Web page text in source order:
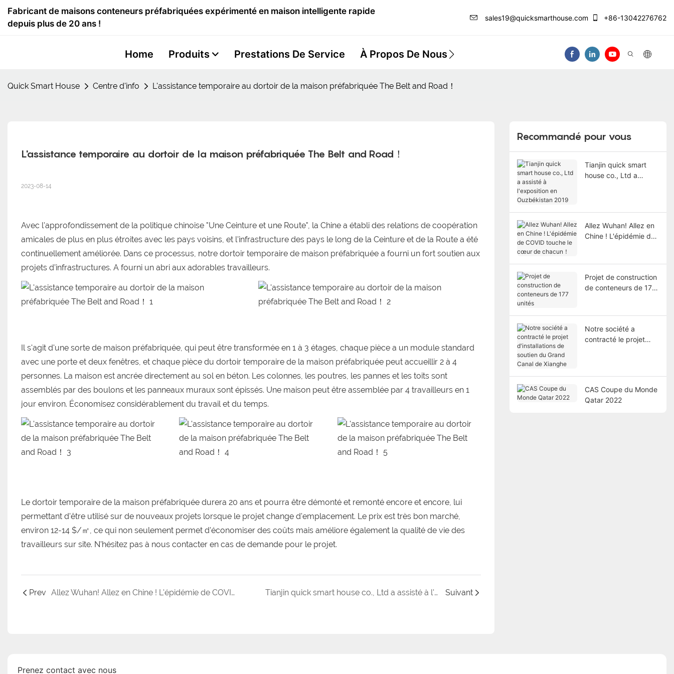
Fabricant de maisons conteneurs préfabriquées expérimenté en maison intelligente rapide
depuis plus de 20 ans !
sales19@quicksmarthouse.com +86-13042276762
Home Produits Prestations De Service À Propos De Nous Nous Contacter Vidéo
Quick Smart House Centre d'info L'assistance temporaire au dortoir de la maison préfabriquée The Belt and Road！
L'assistance temporaire au dortoir de la maison préfabriquée The Belt and Road！
2023-08-14
Avec l'approfondissement de la politique chinoise "Une Ceinture et une Route", la Chine a établi des relations de coopération
amicales de plus en plus étroites avec les pays voisins, et l'infrastructure des pays le long de la Ceinture et de la Route a été
continuellement améliorée. Dans ce processus, notre dortoir temporaire de maison préfabriquée a fourni un fort soutien aux
projets d’infrastructures. A fourni un abri aux adorables travailleurs.
Il s'agit d'une sorte de maison préfabriquée, qui peut être transformée en 1 à 3 étages, chaque pièce a un module standard
avec une porte et deux fenêtres, et chaque pièce du dortoir temporaire de la maison préfabriquée peut accueillir 2 à 4
personnes. La maison est ancrée directement au sol en béton. Les colonnes, les poutres, les pannes et les toits sont
assemblés par des boulons et les panneaux muraux sont épissés. Une maison peut être assemblée par 4 travailleurs en 1
jour environ. Économisez considérablement du travail et du temps.
Le dortoir temporaire de la maison préfabriquée durera 20 ans et pourra être démonté et remonté encore et encore, lui
permettant d'être utilisé sur de nouveaux projets lorsque le projet change d'emplacement. Le prix est très bon marché,
environ 12-14 $/㎡, ce qui non seulement permet d'économiser des coûts mais améliore également la qualité de vie des
travailleurs sur site. N'hésitez pas à nous contacter en cas de demande pour le projet.
Prev Allez Wuhan! Allez en Chine ! L'épidémie de COVID touche le cœur de chacun！ Tianjin quick smart house co., Ltd a assisté à l'exposition en Ouzbékistan 2019 Suivant
Recommandé pour vous
Tianjin quick smart
house co., Ltd a
Allez Wuhan! Allez en
Chine ! L'épidémie de
Projet de construction
de conteneurs de 177
Notre société a
contracté le projet
CAS Coupe du Monde
Qatar 2022
Prenez contact avec nous